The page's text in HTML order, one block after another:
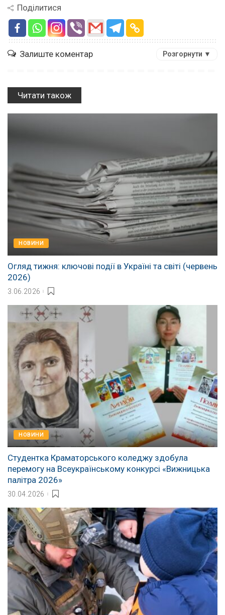
Поділитися
Залиште коментар Розгорнути ▼
Читати також
НОВИНИ
Огляд тижня: ключові події в Україні та світі (червень
2026)
3.06.2026
НОВИНИ
Студентка Краматорського коледжу здобула
перемогу на Всеукраїнському конкурсі «Вижницька
палітра 2026»
30.04.2026